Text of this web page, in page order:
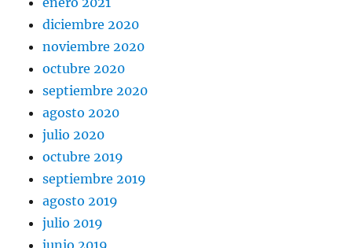
diciembre 2020
noviembre 2020
octubre 2020
septiembre 2020
agosto 2020
julio 2020
octubre 2019
septiembre 2019
agosto 2019
julio 2019